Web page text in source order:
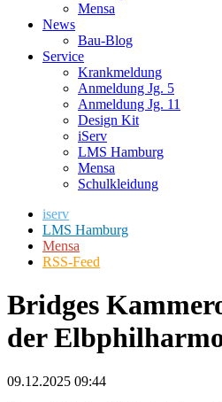
Mensa
News
Bau-Blog
Service
Krankmeldung
Anmeldung Jg. 5
Anmeldung Jg. 11
Design Kit
iServ
LMS Hamburg
Mensa
Schulkleidung
iserv
LMS Hamburg
Mensa
RSS-Feed
Bridges
der
09.12.2025 09:44